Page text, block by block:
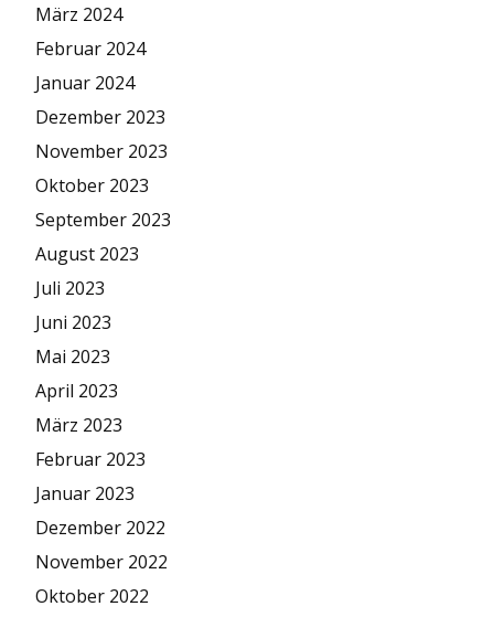
März 2024
Februar 2024
Januar 2024
Dezember 2023
November 2023
Oktober 2023
September 2023
August 2023
Juli 2023
Juni 2023
Mai 2023
April 2023
März 2023
Februar 2023
Januar 2023
Dezember 2022
November 2022
Oktober 2022